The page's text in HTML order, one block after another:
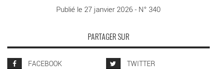
Publié le 27 janvier 2026 - N° 340
PARTAGER SUR
FACEBOOK
TWITTER